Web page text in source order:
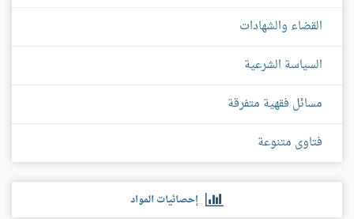
القضاء والشهادات
السياسة الشرعية
مسائل فقهية متفرقة
فتاوى متنوعة
إحصائيات المواد